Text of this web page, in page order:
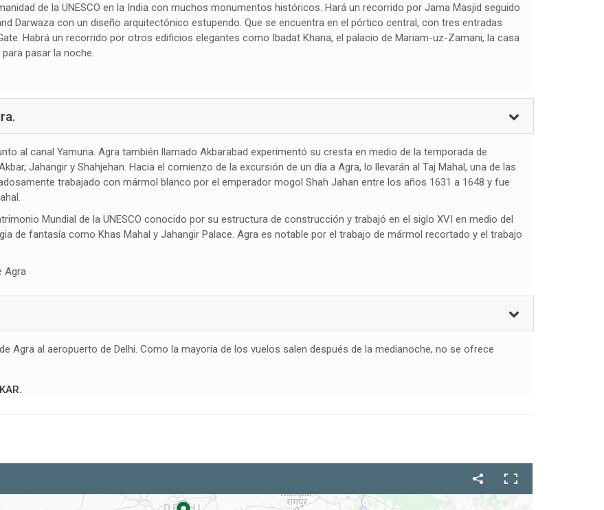
de la UNESCO en la India con muchos monumentos históricos. Hará un recorrido por Jama Masjid seguido
Darwaza con un diseño arquitectónico estupendo. Que se encuentra en el pórtico central, con tres entradas
Habrá un recorrido por otros edificios elegantes como Ibadat Khana, el palacio de Mariam-uz-Zamani, la casa
pasar la noche.
al canal Yamuna. Agra también llamado Akbarabad experimentó su cresta en medio de la temporada de
Jahangir y Shahjehan. Hacia el comienzo de la excursión de un día a Agra, lo llevarán al Taj Mahal, una de las
trabajado con mármol blanco por el emperador mogol Shah Jahan entre los años 1631 a 1648 y fue
Mundial de la UNESCO conocido por su estructura de construcción y trabajó en el siglo XVI en medio del
de fantasía como Khas Mahal y Jahangir Palace. Agra es notable por el trabajo de mármol recortado y el trabajo
Agra
Agra al aeropuerto de Delhi. Como la mayoría de los vuelos salen después de la medianoche, no se ofrece